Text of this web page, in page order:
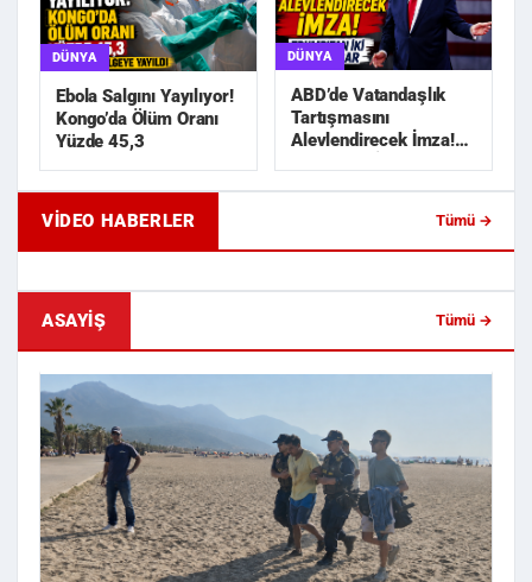
DÜNYA
Ebola Salgını Yayılıyor!
Kongo’da Ölüm Oranı
Yüzde 45,3
DÜNYA
ABD’de Vatandaşlık
Tartışmasını
Alevlendirecek İmza!
Karar
VIDEO HABERLER
Tümü →
Geride Bıraktığı Mektup Tefecilik
Samsun'da Lise
ASAYIŞ Tümü →